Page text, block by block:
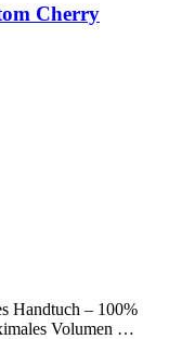
Cherry
Handtuch – 100%
Volumen …